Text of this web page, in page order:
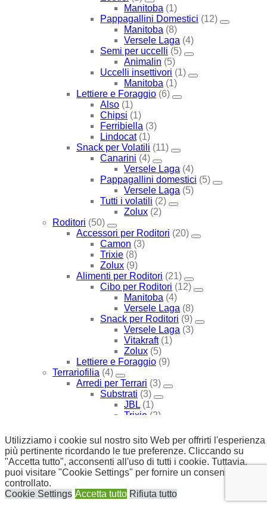
Manitoba (1)
Pappagallini Domestici (12)
Manitoba (8)
Versele Laga (4)
Semi per uccelli (5)
Animalin (5)
Uccelli insettivori (1)
Manitoba (1)
Lettiere e Foraggio (6)
Also (1)
Chipsi (1)
Ferribiella (3)
Lindocat (1)
Snack per Volatili (11)
Canarini (4)
Versele Laga (4)
Pappagallini domestici (5)
Versele Laga (5)
Tutti i volatili (2)
Zolux (2)
Roditori (50)
Accessori per Roditori (20)
Camon (3)
Trixie (8)
Zolux (9)
Alimenti per Roditori (21)
Cibo per Roditori (12)
Manitoba (4)
Versele Laga (8)
Snack per Roditori (9)
Versele Laga (3)
Vitakraft (1)
Zolux (5)
Lettiere e Foraggio (9)
Terrariofilia (4)
Arredi per Terrari (3)
Substrati (3)
JBL (1)
Trixie (2)
SCEGLI PER MARCA (1747)
Advance (13)
Cane (8)
Cibo Medicato (8)
Cibo Secco Medicato
Gatto (5)
Alimenti Medicati (5)
Utilizziamo i cookie sul nostro sito Web per offrirti l'esperienza
più pertinente ricordando le tue preferenze. Cliccando su
"Accetta tutto", acconsenti all'uso di tutti i cookie. Tuttavia,
puoi visitare "Cookie Settings" per fornire un consenso
controllato.
Cookie Settings Accetta tutto Rifiuta tutto